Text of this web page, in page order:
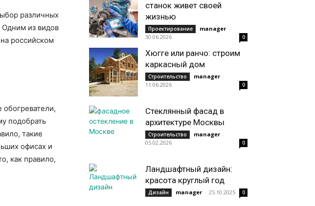
различных
из видов
российском
подобрать
такие
офисах и
как правило,
станок живет своей
жизнью
Проектирование manager -
30.06.2026
0
Хюгге или ранчо: строим
каркасный дом
Строительство manager -
11.06.2026
0
Стеклянный фасад в
архитектуре Москвы
Строительство manager -
05.02.2026
0
Ландшафтный дизайн:
красота круглый год
Дизайн manager - 25.10.2025 0